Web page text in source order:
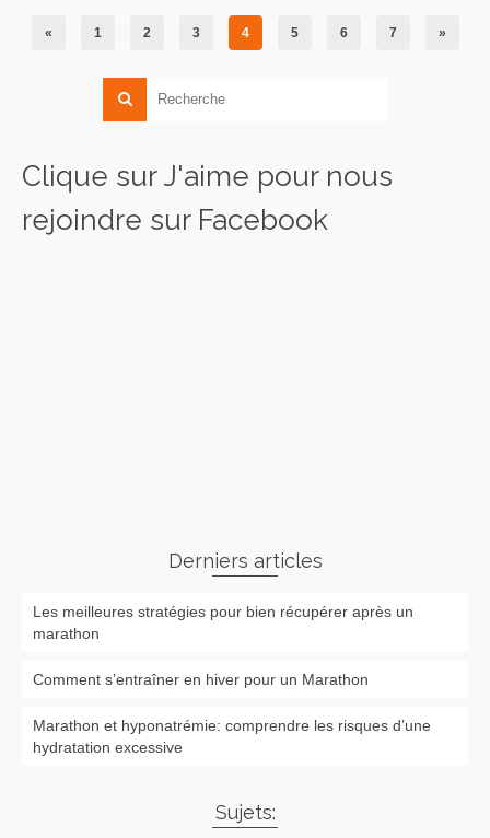
« 1 2 3 4 5 6 7 »
Clique sur J'aime pour nous
rejoindre sur Facebook
Derniers articles
Les meilleures stratégies pour bien récupérer après un
marathon
Comment s’entraîner en hiver pour un Marathon
Marathon et hyponatrémie: comprendre les risques d’une
hydratation excessive
Sujets: